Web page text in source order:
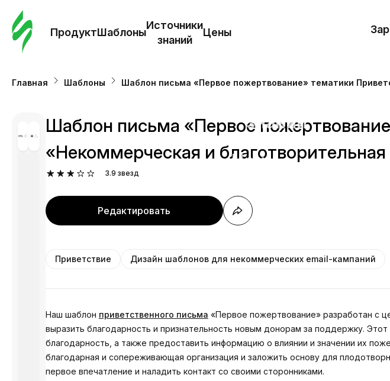
ПродуктШаблоны
Источники
знаний
Цены
знаний
Цены
Главная Шаблоны Шаблон письма «Первое пожертвование» тематики
Шаблон письма «Первое
«Некоммерческая и
3.9 звезд
Редактировать
Приветствие Дизайн шаблонов для некоммерческих email-кампаний
Наш шаблон приветственного письма «Первое пожертвование» разработан с
выразить благодарность и признательность новым донорам за поддержку.
благодарность, а также предоставить информацию о влиянии и значении их
благодарная и сопереживающая организация и заложить основу для
первое впечатление и наладить контакт со своими сторонниками.